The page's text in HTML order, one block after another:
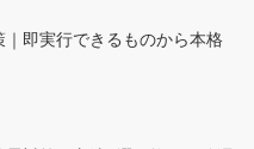
｜即実行できるものから本格